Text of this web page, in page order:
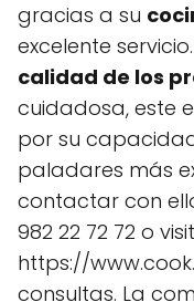
gracias a su
excelente
calidad de los
cuidadosa, este
por su
paladares más
contactar con
982 22 72 72 o
https://
consultas. La